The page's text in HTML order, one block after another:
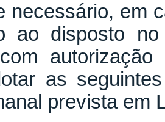
necessário, em
ao disposto
as
prevista em